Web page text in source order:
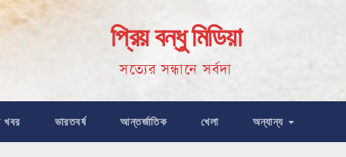
প্রিয় বন্ধু মিডিয়া
সত্যের সন্ধানে সর্বদা
খবর ভারতবর্ষ আন্তর্জাতিক খেলা অন্যান্য